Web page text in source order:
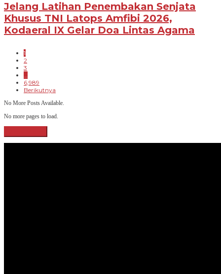
Jelang Latihan Penembakan Senjata
Khusus TNI Latops Amfibi 2026,
Kodaeral IX Gelar Doa Lintas Agama
1
2
3
6,989
Berikutnya
No More Posts Available.
No more pages to load.